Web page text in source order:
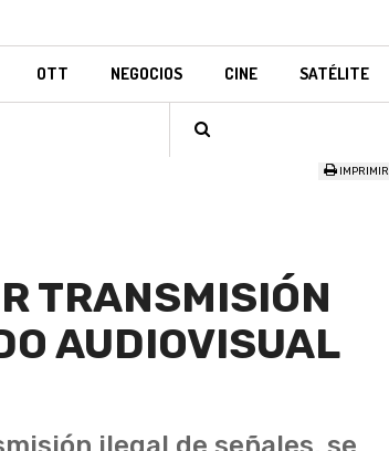
OTT NEGOCIOS CINE SATÉLITE
IMPRIMIR
TRANSMISIÓN
AUDIOVISUAL